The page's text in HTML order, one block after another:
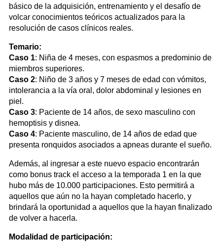
básico de la adquisición, entrenamiento y el desafío de
volcar conocimientos teóricos actualizados para la
resolución de casos clínicos reales.
Temario:
Caso 1: Niña de 4 meses, con espasmos a predominio de
miembros superiores.
Caso 2: Niño de 3 años y 7 meses de edad con vómitos,
intolerancia a la vía oral, dolor abdominal y lesiones en
piel.
Caso 3: Paciente de 14 años, de sexo masculino con
hemoptisis y disnea.
Caso 4: Paciente masculino, de 14 años de edad que
presenta ronquidos asociados a apneas durante el sueño.
Además, al ingresar a este nuevo espacio encontrarán
como bonus track el acceso a la temporada 1 en la que
hubo más de 10.000 participaciones. Esto permitirá a
aquellos que aún no la hayan completado hacerlo, y
brindará la oportunidad a aquellos que la hayan finalizado
de volver a hacerla.
Modalidad de participación: